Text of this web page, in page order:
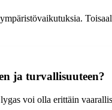
ja turvallisuuteen?
voi olla erittäin